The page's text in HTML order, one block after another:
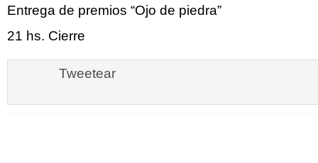
Entrega de premios “Ojo de piedra”
21 hs. Cierre
Tweetear